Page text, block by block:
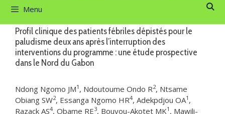
Menu
Profil clinique des patients fébriles dépistés pour le
paludisme deux ans après l’interruption des
interventions du programme : une étude prospective
dans le Nord du Gabon
Ndong Ngomo JM1 , Ndoutoume Ondo R2, Ntsame
Obiang SW2, Essanga Ngomo HR4, Adekpdjou OA1 ,
Razack AS4, Obame RE3, Bouyou-Akotet MK1 , Mawili-